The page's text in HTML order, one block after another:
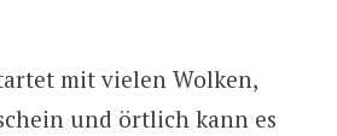
mit vielen Wolken,
und örtlich kann es